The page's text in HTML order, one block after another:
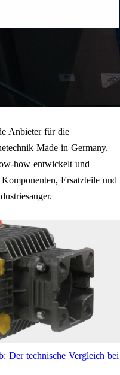
Anbieter für die
Made in Germany.
how entwickelt und
Ersatzteile und
Der technische Vergleich bei